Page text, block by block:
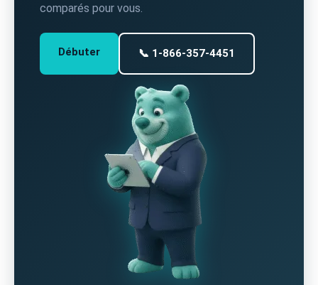
comparés pour vous.
Débuter 📞 1-866-357-4451